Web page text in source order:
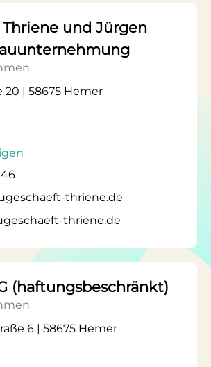
und Jürgen
20 | 58675 Hemer
thriene.de
thriene.de
(haftungsbeschränkt)
6 | 58675 Hemer